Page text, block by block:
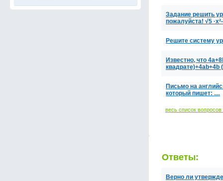
Задание решить
пожалуйста! √5
Решите систему
Известно, что
Письмо на
который пишет: …
весь список вопросов
Ответы:
Верно ли